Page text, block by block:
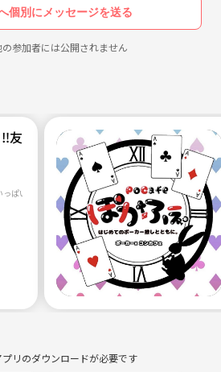
個別にメッセージを送る
参加者には公開されません
友達作れるラーメン部
プリのダウンロードが必要です